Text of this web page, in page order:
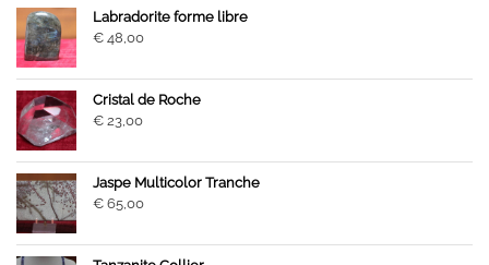
Labradorite forme libre
€ 48,00
Cristal de Roche
€ 23,00
Jaspe Multicolor Tranche
€ 65,00